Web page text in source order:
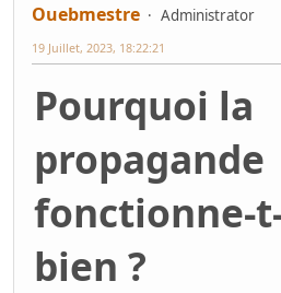
Ouebmestre Administrator
19 Juillet, 2023, 18:22:21
Pourquoi la
propagande
fonctionne-
bien ?